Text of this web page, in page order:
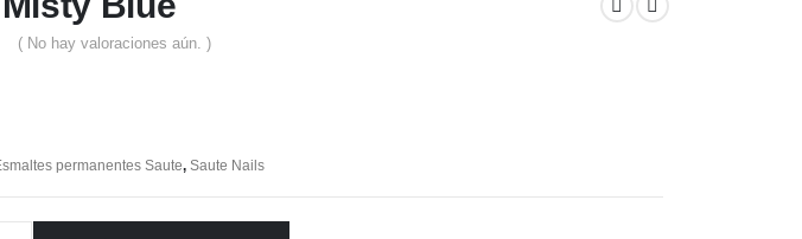
( No hay valoraciones aún. )
permanentes Saute, Saute Nails